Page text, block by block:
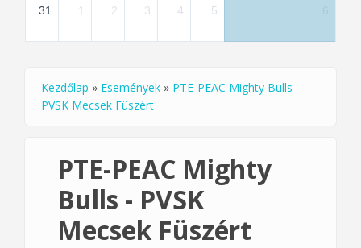
31 1 2 3 4 5
Jelenlegi hely
Kezdőlap » Események » PTE-PEAC Mighty Bulls -
PVSK Mecsek Füszért
PTE-PEAC Mighty
Bulls - PVSK
Mecsek Füszért